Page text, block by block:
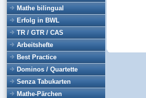
Mathe bilingual
Erfolg in BWL
TR / GTR / CAS
Arbeitshefte
Best Practice
Dominos / Quartette
Senza Tabukarten
Mathe-Pärchen